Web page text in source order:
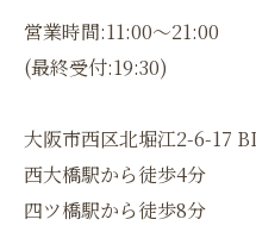
営業時間:11:00〜21:00
(最終受付:19:30)
大阪市西区北堀江2-6-17
西大橋駅から徒歩4分
四ツ橋駅から徒歩8分